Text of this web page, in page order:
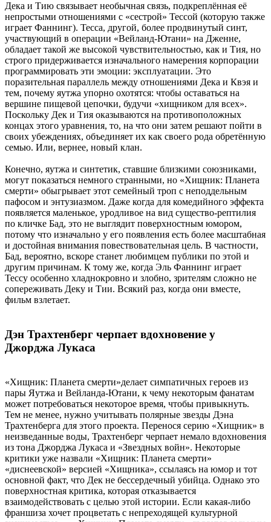
Дека и Тию связывает необычная связь, подкреплённая её
непростыми отношениями с «сестрой» Тессой (которую также
играет Фаннинг). Тесса, другой, более продвинутый синт,
участвующий в операции «Вейланд-Ютани» на Дженне,
обладает такой же высокой чувствительностью, как и Тия, но
строго придерживается изначального намерения корпорации
программировать эти эмоции: эксплуатации. Это
поразительная параллель между отношениями Дека и Квэя и
тем, почему яутжа упорно охотятся: чтобы оставаться на
вершине пищевой цепочки, будучи «хищником для всех».
Поскольку Дек и Тия оказываются на противоположных
концах этого уравнения, то, на что они затем решают пойти в
своих убеждениях, объединяет их как своего рода обретённую
семью. Или, вернее, новый клан.
Конечно, яутжа и синтетик, ставшие близкими союзниками,
могут показаться немного странными, но «Хищник: Планета
смерти» обыгрывает этот семейный троп с неподдельным
пафосом и энтузиазмом. Даже когда для комедийного эффекта
появляется маленькое, уродливое на вид существо-рептилия
по кличке Бад, это не выглядит поверхностным юмором,
потому что изначально у его появления есть более масштабная
и достойная внимания повествовательная цель. В частности,
Бад, вероятно, вскоре станет любимцем публики по этой и
другим причинам. К тому же, когда Эль Фаннинг играет
Тессу особенно хладнокровно и злобно, зрителям сложно не
сопереживать Деку и Тии. Всякий раз, когда они вместе,
фильм взлетает.
Дэн Трахтенберг черпает вдохновение у
Джорджа Лукаса
«Хищник: Планета смерти»делает симпатичных героев из
пары Яутжа и Вейланда-Ютани, к чему некоторым фанатам
может потребоваться некоторое время, чтобы привыкнуть.
Тем не менее, нужно учитывать полярные звезды Дэна
Трахтенберга для этого проекта. Перенося серию «Хищник» в
неизведанные воды, Трахтенберг черпает немало вдохновения
из тона Джорджа Лукаса и «Звездных войн». Некоторые
критики уже назвали «Хищник: Планета смерти»
«диснеевской» версией «Хищника», ссылаясь на юмор и тот
основной факт, что Дек не бессердечный убийца. Однако это
поверхностная критика, которая отказывается
взаимодействовать с целью этой истории. Если какая-либо
франшиза хочет процветать с непреходящей культурной